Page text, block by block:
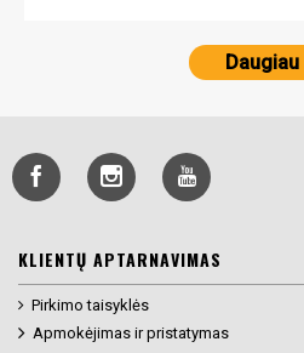
Daugiau
KLIENTŲ APTARNAVIMAS
Pirkimo taisyklės
Apmokėjimas ir pristatymas